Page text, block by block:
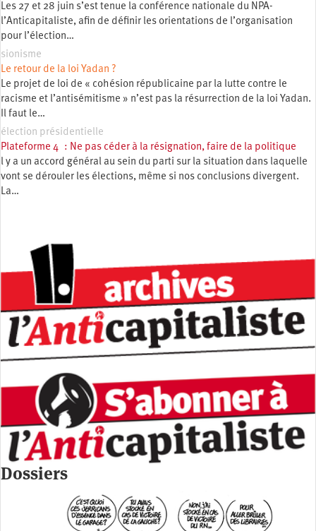
Les 27 et 28 juin s’est tenue la conférence nationale du NPA-
l’Anticapitaliste, afin de définir les orientations de l’organisation
pour l’élection…
sionisme
Le retour de la loi Yadan ?
Le projet de loi de « cohésion républicaine par la lutte contre le
racisme et l’antisémitisme » n’est pas la résurrection de la loi Yadan.
Il faut le…
élection présidentielle
Plateforme 4 : Ne pas céder à la résignation, faire de la politique
l y a un accord général au sein du parti sur la situation dans laquelle
vont se dérouler les élections, même si nos conclusions divergent.
La…
Dossiers